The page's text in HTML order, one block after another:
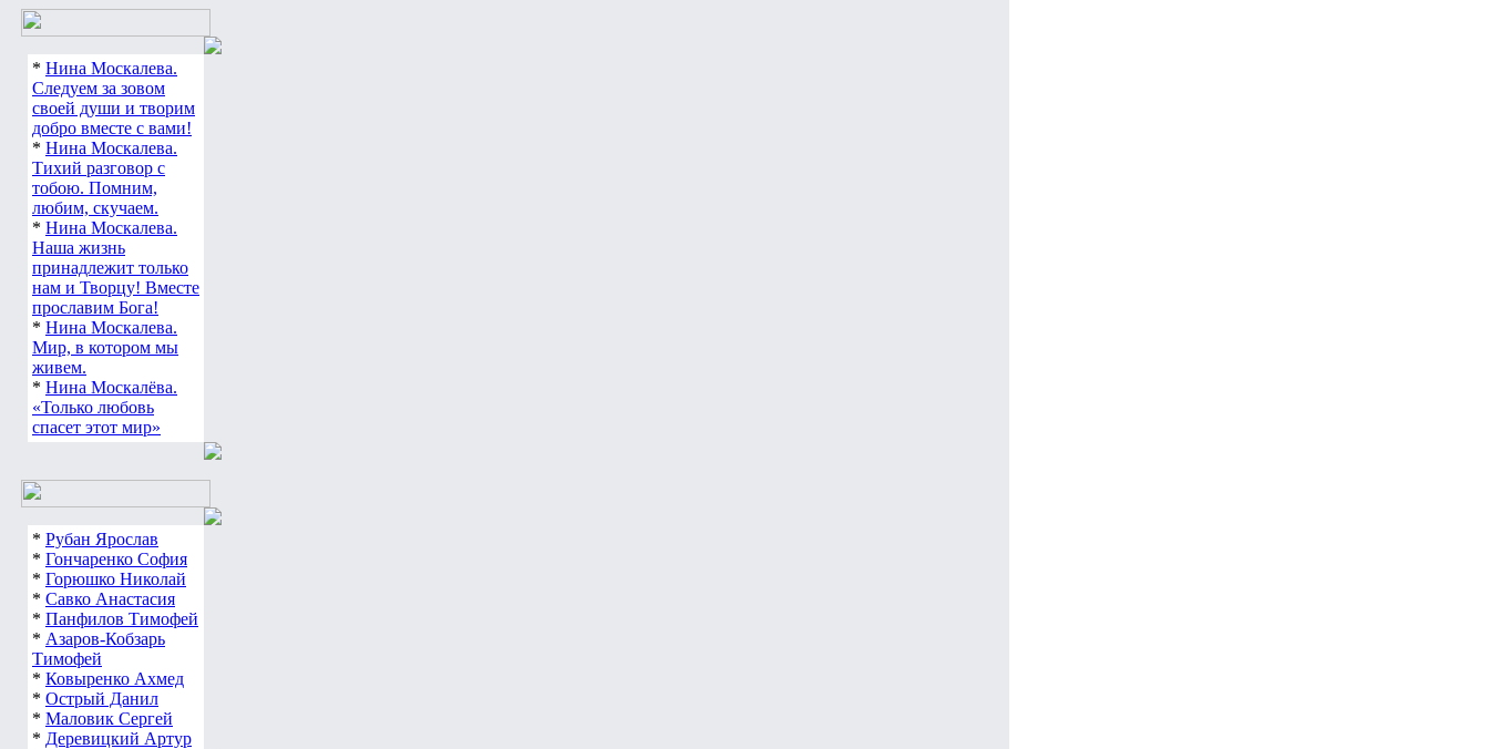
* Нина Москалева.
Следуем за зовом
своей души и творим
добро вместе с вами!
* Нина Москалева.
Тихий разговор с
тобою. Помним,
любим, скучаем.
* Нина Москалева.
Наша жизнь
принадлежит только
нам и Творцу! Вместе
прославим Бога!
* Нина Москалева.
Мир, в котором мы
живем.
* Нина Москалёва.
«Только любовь
спасет этот мир»
* Рубан Ярослав
* Гончаренко София
* Горюшко Николай
* Савко Анастасия
* Панфилов Тимофей
* Азаров-Кобзарь
Тимофей
* Ковыренко Ахмед
* Острый Данил
* Маловик Сергей
* Деревицкий Артур